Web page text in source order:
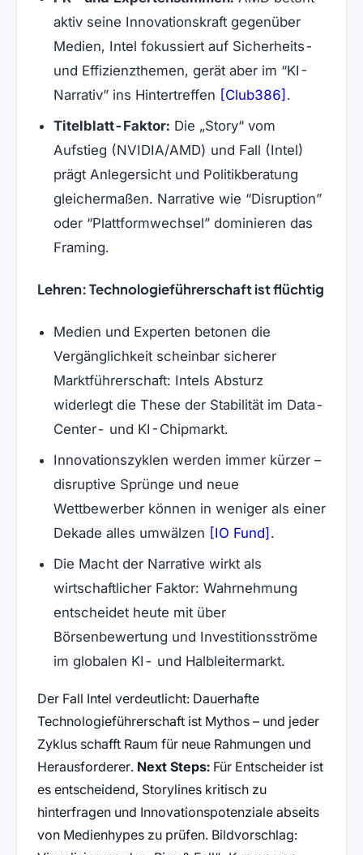
aktiv seine Innovationskraft gegenüber
Medien, Intel fokussiert auf Sicherheits-
und Effizienzthemen, gerät aber im “KI-
Narrativ” ins Hintertreffen [Club386] .
Titelblatt-Faktor: Die „Story“ vom
Aufstieg (NVIDIA/AMD) und Fall (Intel)
prägt Anlegersicht und Politikberatung
gleichermaßen. Narrative wie “Disruption”
oder “Plattformwechsel” dominieren das
Framing.
Lehren: Technologieführerschaft ist flüchtig
Medien und Experten betonen die
Vergänglichkeit scheinbar sicherer
Marktführerschaft: Intels Absturz
widerlegt die These der Stabilität im Data-
Center- und KI-Chipmarkt.
Innovationszyklen werden immer kürzer –
disruptive Sprünge und neue
Wettbewerber können in weniger als einer
Dekade alles umwälzen [IO Fund] (öffnet in
.
Die Macht der Narrative wirkt als
wirtschaftlicher Faktor: Wahrnehmung
entscheidet heute mit über
Börsenbewertung und Investitionsströme
im globalen KI- und Halbleitermarkt.
Der Fall Intel verdeutlicht: Dauerhafte
Technologieführerschaft ist Mythos – und jeder
Zyklus schafft Raum für neue Rahmungen und
Herausforderer. Next Steps:Für Entscheider ist
es entscheidend, Storylines kritisch zu
hinterfragen und Innovationspotenziale abseits
von Medienhypes zu prüfen. Bildvorschlag: